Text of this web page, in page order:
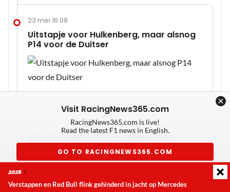
23 mei 16:08
Uitstapje voor Hulkenberg, maar alsnog
P14 voor de Duitser
De verschillen vooraan blijven klein
Eigenlijk is er niks veranderd aan de top acht,
opzichte van Piastri.
Laatste update: donderdag 6 augustus 2026 20:50
Visit RacingNews365.com
RacingNews365.com is live!
Read the latest F1 news in English.
GO TO RACINGNEWS365.COM
2026
Verstappen en Red Bull flink gehinderd in jacht op Mercedes